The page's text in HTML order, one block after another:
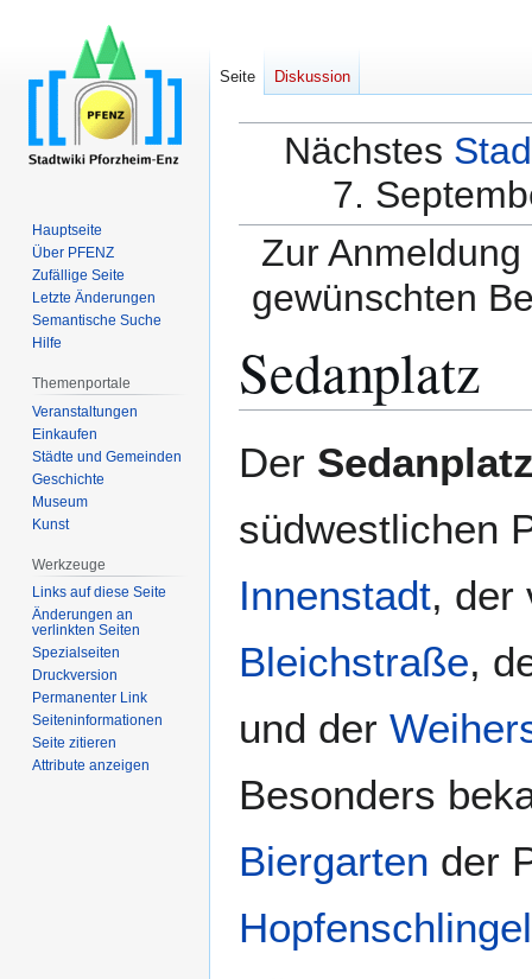
Nächstes
7.
Zur
gewünschten
Sedanplatz
Navigation
Suche
Der
südwestlichen
Innenstadt, der
Bleichstraße,
und der
Besonders
Biergarten der
Hopfenschlingel
Seite Diskussion
Hauptseite
Über PFENZ
Zufällige Seite
Letzte Änderungen
Semantische Suche
Hilfe
Themenportale
Veranstaltungen
Einkaufen
Städte und Gemeinden
Geschichte
Museum
Kunst
Werkzeuge
Links auf diese Seite
Änderungen an
verlinkten Seiten
Spezialseiten
Druckversion
Permanenter Link
Seiten­­informationen
Seite zitieren
Attribute anzeigen